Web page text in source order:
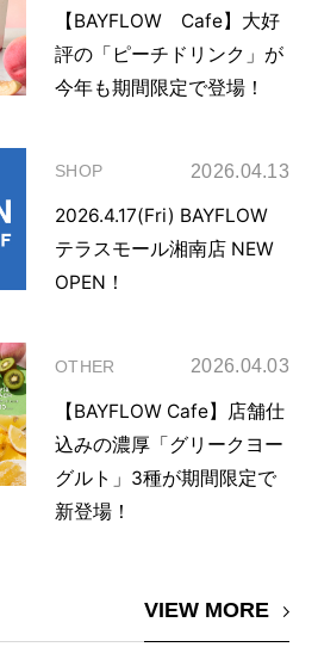
【BAYFLOW Cafe】大好
評の「ピーチドリンク」が
今年も期間限定で登場！
SHOP 2026.04.13
2026.4.17(Fri) BAYFLOW
テラスモール湘南店 NEW
OPEN！
OTHER 2026.04.03
【BAYFLOW Cafe】店舗仕
込みの濃厚「グリークヨー
グルト」3種が期間限定で
新登場！
VIEW MORE